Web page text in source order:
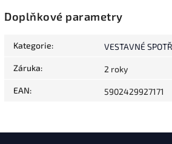
Doplňkové parametry
Kategorie: VESTAVNÉ
Záruka: 2 roky
EAN: 5902429927171